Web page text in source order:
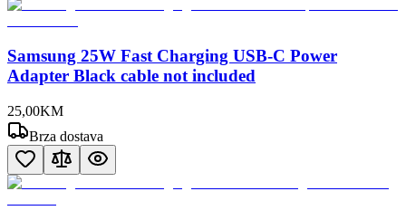
Samsung 25W Fast Charging USB-C Power
Adapter Black cable not included
25,00KM
Brza dostava